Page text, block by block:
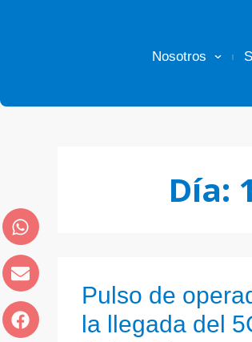
Nosotros
Día:
Pulso de
la llegada del